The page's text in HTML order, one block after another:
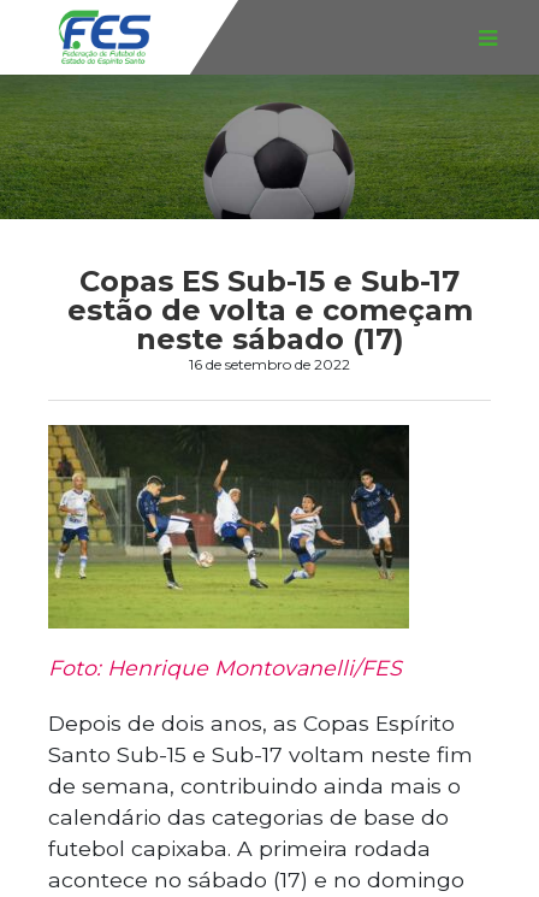
Copas ES Sub-15 e Sub-17
estão de volta e começam
neste sábado (17)
16 de setembro de 2022
Foto: Henrique Montovanelli/FES
Depois de dois anos, as Copas Espírito
Santo Sub-15 e Sub-17 voltam neste fim
de semana, contribuindo ainda mais o
calendário das categorias de base do
futebol capixaba. A primeira rodada
acontece no sábado (17) e no domingo